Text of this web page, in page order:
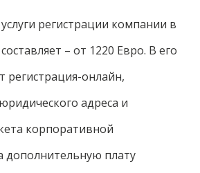
регистрации компании в
– от 1220 Евро. В его
регистрация-онлайн,
адреса и
корпоративной
дополнительную плату